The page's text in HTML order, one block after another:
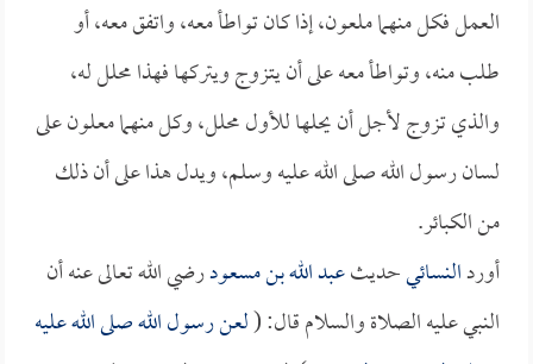
العمل فكل منهما ملعون، إذا كان تواطأ معه، واتفق معه، أو
طلب منه، وتواطأ معه على أن يتزوج ويتركها فهذا محلل له،
والذي تزوج لأجل أن يحلها للأول محلل، وكل منهما معلون على
لسان رسول الله صلى الله عليه وسلم، ويدل هذا على أن ذلك
من الكبائر.
أوردالنسائيحديثعبد الله بن مسعودرضي الله تعالى عنه أن
النبي عليه الصلاة والسلام قال: (لعن رسول الله صلى الله عليه